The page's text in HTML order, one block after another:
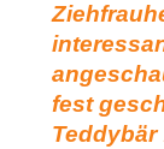
fest